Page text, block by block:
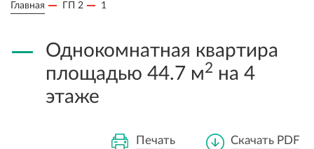
Главная ГП 2 1
Однокомнатная квартира
площадью 44.7 м2 на 4
этаже
Печать Скачать PDF